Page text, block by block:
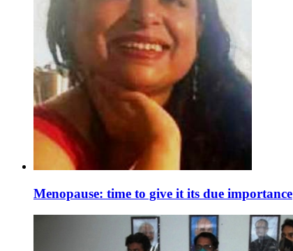
Menopause: time to give it its due importance